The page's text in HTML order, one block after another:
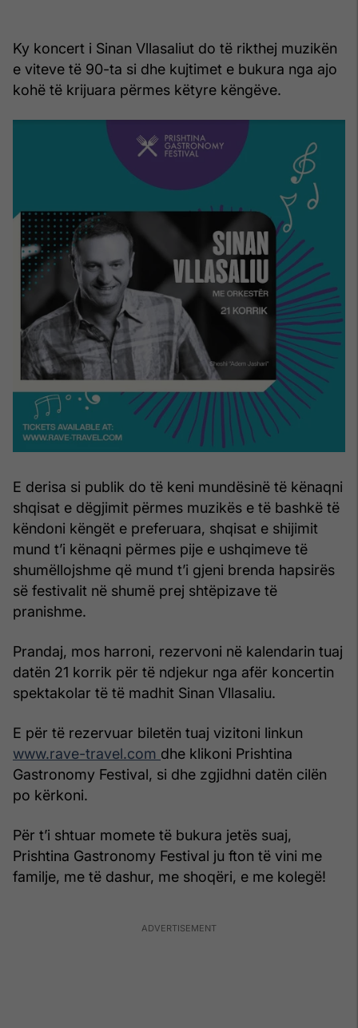
Ky koncert i Sinan Vllasaliut do të rikthej muzikën
e viteve të 90-ta si dhe kujtimet e bukura nga ajo
kohë të krijuara përmes këtyre këngëve.
E derisa si publik do të keni mundësinë të kënaqni
shqisat e dëgjimit përmes muzikës e të bashkë të
këndoni këngët e preferuara, shqisat e shijimit
mund t’i kënaqni përmes pije e ushqimeve të
shumëllojshme që mund t’i gjeni brenda hapsirës
së festivalit në shumë prej shtëpizave të
pranishme.
Prandaj, mos harroni, rezervoni në kalendarin tuaj
datën 21 korrik për të ndjekur nga afër koncertin
spektakolar të të madhit Sinan Vllasaliu.
E për të rezervuar biletën tuaj vizitoni linkun
www.rave-travel.com dhe klikoni Prishtina
Gastronomy Festival, si dhe zgjidhni datën cilën
po kërkoni.
Për t’i shtuar momete të bukura jetës suaj,
Prishtina Gastronomy Festival ju fton të vini me
familje, me të dashur, me shoqëri, e me kolegë!